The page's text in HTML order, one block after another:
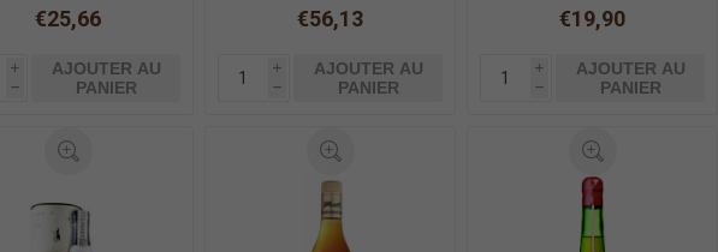
€25,66
i
h
AJOUTER AU
PANIER
€56,13
i
h
AJOUTER AU
PANIER
€19,90
i
h
AJOUTER AU
PANIER